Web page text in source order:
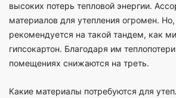
высоких потерь тепловой энергии.
материалов для утепления огромен.
рекомендуется на такой тандем, как
гипсокартон. Благодаря им
помещениях снижаются на треть.
Какие материалы потребуются для